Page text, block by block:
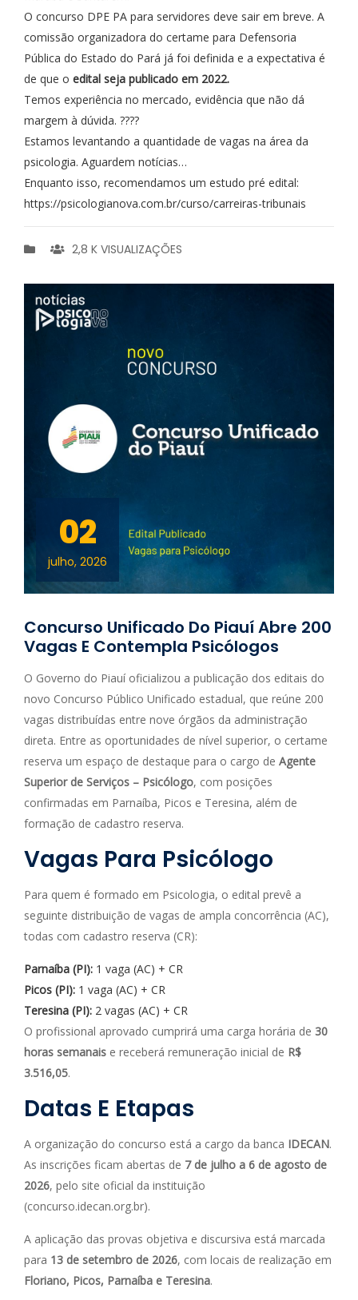
O concurso DPE PA para servidores deve sair em breve. A
comissão organizadora do certame para Defensoria
Pública do Estado do Pará já foi definida e a expectativa é
de que o edital seja publicado em 2022.
Temos experiência no mercado, evidência que não dá
margem à dúvida. ????
Estamos levantando a quantidade de vagas na área da
psicologia. Aguardem notícias…
Enquanto isso, recomendamos um estudo pré edital:
https://psicologianova.com.br/curso/carreiras-tribunais
2,8 K VISUALIZAÇÕES
02
julho, 2026
Concurso Unificado Do Piauí Abre 200
Vagas E Contempla Psicólogos
O Governo do Piauí oficializou a publicação dos editais do
novo Concurso Público Unificado estadual, que reúne 200
vagas distribuídas entre nove órgãos da administração
direta. Entre as oportunidades de nível superior, o certame
reserva um espaço de destaque para o cargo de Agente
Superior de Serviços – Psicólogo, com posições
confirmadas em Parnaíba, Picos e Teresina, além de
formação de cadastro reserva.
Vagas Para Psicólogo
Para quem é formado em Psicologia, o edital prevê a
seguinte distribuição de vagas de ampla concorrência (AC),
todas com cadastro reserva (CR):
Parnaíba (PI): 1 vaga (AC) + CR
Picos (PI): 1 vaga (AC) + CR
Teresina (PI): 2 vagas (AC) + CR
O profissional aprovado cumprirá uma carga horária de 30
horas semanais e receberá remuneração inicial de R$
3.516,05.
Datas E Etapas
A organização do concurso está a cargo da banca IDECAN.
As inscrições ficam abertas de 7 de julho a 6 de agosto de
2026, pelo site oficial da instituição
(concurso.idecan.org.br).
A aplicação das provas objetiva e discursiva está marcada
para 13 de setembro de 2026, com locais de realização em
Floriano, Picos, Parnaíba e Teresina.